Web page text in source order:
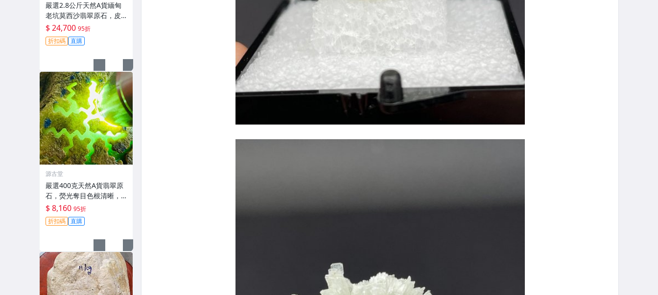
嚴選2.8公斤天然A貨緬甸
老坑莫西沙翡翠原石，皮
殻保留自然熒光，適合雕
刻手鐲或擺放品鑑。支持
檢測，全國保真。 莫西沙
$ 24,700 95折
折扣碼 直購
源古堂
嚴選400克天然A貨翡翠原
石，熒光奪目色根清晰，
推薦直接把玩與雕刻，支
持私人訂制取件 翡翠原石
天然A貨 熒光翡翠
$ 8,160 95折
折扣碼 直購